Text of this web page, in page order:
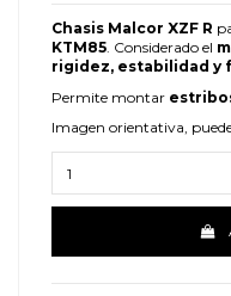
Chasis Malcor XZF R
KTM85. Considerado el
rigidez, estabilidad y
Permite montar
Imagen orientativa,